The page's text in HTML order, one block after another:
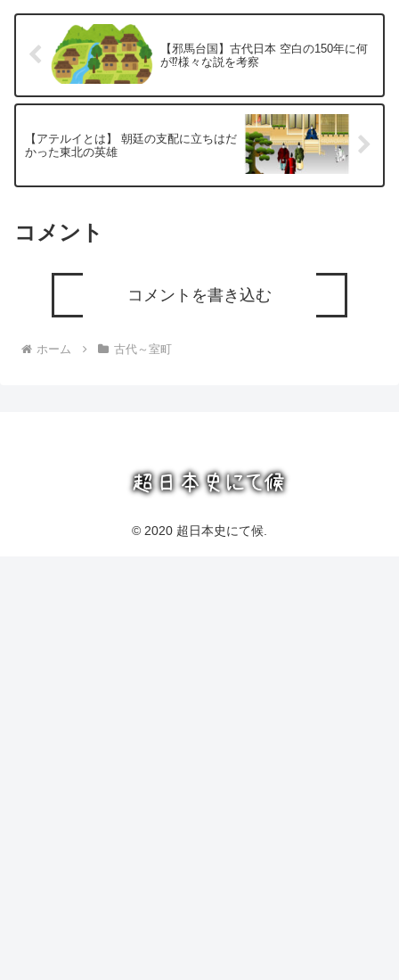
【邪馬台国】古代日本 空白の150年に何
が⁉様々な説を考察
【アテルイとは】 朝廷の支配に立ちはだ
かった東北の英雄
コメント
コメントを書き込む
ホーム 古代～室町
© 2020 超日本史にて候.